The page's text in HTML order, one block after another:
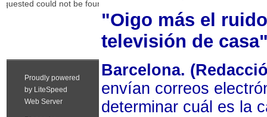
"Oigo más el
televisión de
Barcelona.
envían correos
determinar cuál es la